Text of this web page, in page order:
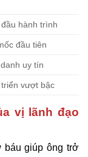
hành trình
đầu tiên
uy tín
triển vượt bậc
vị lãnh đạo
giúp ông trở